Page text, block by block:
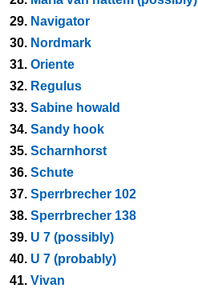
29. Navigator
30. Nordmark
31. Oriente
32. Regulus
33. Sabine howald
34. Sandy hook
35. Scharnhorst
36. Schute
37. Sperrbrecher 102
38. Sperrbrecher 138
39. U 7 (possibly)
40. U 7 (probably)
41. Vivan